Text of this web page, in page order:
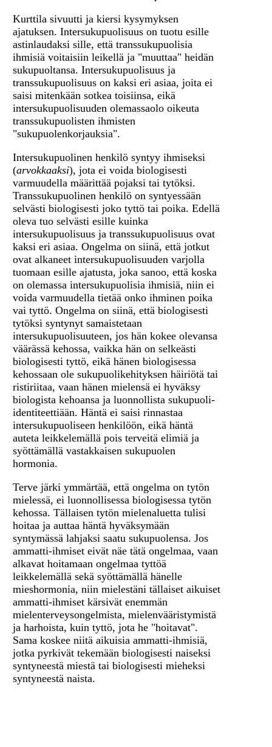
Kurttila sivuutti ja kiersi kysymyksen
ajatuksen. Intersukupuolisuus on tuotu esille
astinlaudaksi sille, että transsukupuolisia
ihmisiä voitaisiin leikellä ja "muuttaa" heidän
sukupuoltansa. Intersukupuolisuus ja
transsukupuolisuus on kaksi eri asiaa, joita ei
saisi mitenkään sotkea toisiinsa, eikä
intersukupuolisuuden olemassaolo oikeuta
transsukupuolisten ihmisten
"sukupuolenkorjauksia".
Intersukupuolinen henkilö syntyy ihmiseksi
(arvokkaaksi), jota ei voida biologisesti
varmuudella määrittää pojaksi tai tytöksi.
Transsukupuolinen henkilö on syntyessään
selvästi biologisesti joko tyttö tai poika. Edellä
oleva tuo selvästi esille kuinka
intersukupuolisuus ja transsukupuolisuus ovat
kaksi eri asiaa. Ongelma on siinä, että jotkut
ovat alkaneet intersukupuolisuuden varjolla
tuomaan esille ajatusta, joka sanoo, että koska
on olemassa intersukupuolisia ihmisiä, niin ei
voida varmuudella tietää onko ihminen poika
vai tyttö. Ongelma on siinä, että biologisesti
tytöksi syntynyt samaistetaan
intersukupuolisuuteen, jos hän kokee olevansa
väärässä kehossa, vaikka hän on selkeästi
biologisesti tyttö, eikä hänen biologisessa
kehossaan ole sukupuolikehityksen häiriötä tai
ristiriitaa, vaan hänen mielensä ei hyväksy
biologista kehoansa ja luonnollista sukupuoli-
identiteettiään. Häntä ei saisi rinnastaa
intersukupuoliseen henkilöön, eikä häntä
auteta leikkelemällä pois terveitä elimiä ja
syöttämällä vastakkaisen sukupuolen
hormonia.
Terve järki ymmärtää, että ongelma on tytön
mielessä, ei luonnollisessa biologisessa tytön
kehossa. Tällaisen tytön mielenaluetta tulisi
hoitaa ja auttaa häntä hyväksymään
syntymässä lahjaksi saatu sukupuolensa. Jos
ammatti-ihmiset eivät näe tätä ongelmaa, vaan
alkavat hoitamaan ongelmaa tyttöä
leikkelemällä sekä syöttämällä hänelle
mieshormonia, niin mielestäni tällaiset aikuiset
ammatti-ihmiset kärsivät enemmän
mielenterveysongelmista, mielenvääristymistä
ja harhoista, kuin tyttö, jota he "hoitavat".
Sama koskee niitä aikuisia ammatti-ihmisiä,
jotka pyrkivät tekemään biologisesti naiseksi
syntyneestä miestä tai biologisesti mieheksi
syntyneestä naista.